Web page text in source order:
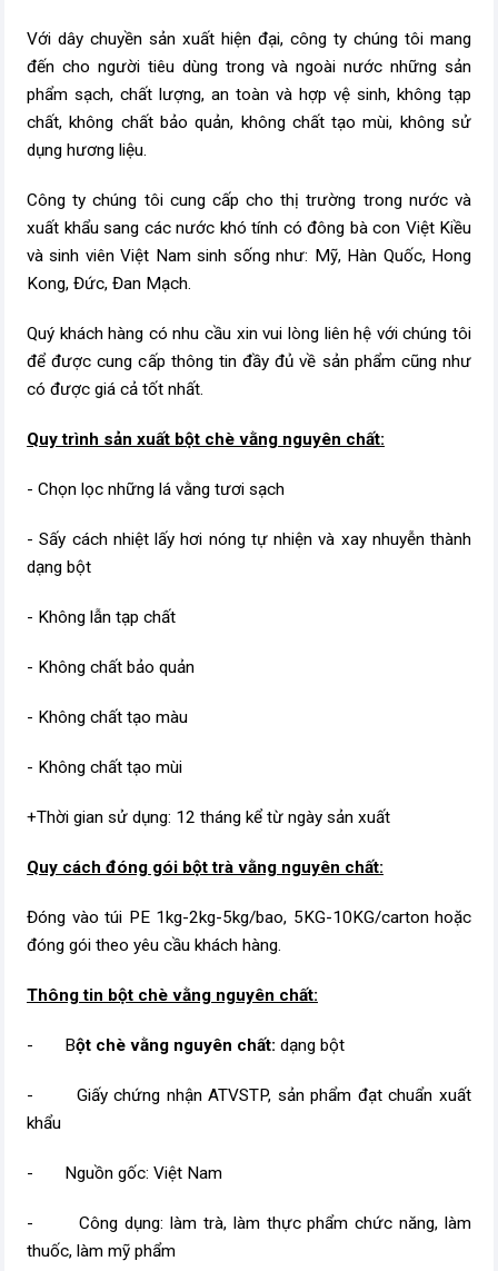
Với dây chuyền sản xuất hiện đại, công ty chúng tôi mang
đến cho người tiêu dùng trong và ngoài nước những sản
phẩm sạch, chất lượng, an toàn và hợp vệ sinh, không tạp
chất, không chất bảo quản, không chất tạo mùi, không sử
dụng hương liệu.
Công ty chúng tôi cung cấp cho thị trường trong nước và
xuất khẩu sang các nước khó tính có đông bà con Việt Kiều
và sinh viên Việt Nam sinh sống như: Mỹ, Hàn Quốc, Hong
Kong, Đức, Đan Mạch.
Quý khách hàng có nhu cầu xin vui lòng liên hệ với chúng tôi
để được cung cấp thông tin đầy đủ về sản phẩm cũng như
có được giá cả tốt nhất.
Quy trình sản xuất bột chè vằng nguyên chất​:
- Chọn lọc những lá vằng tươi sạch
- Sấy cách nhiệt lấy hơi nóng tự nhiện và xay nhuyễn thành
dạng bột
- Không lẫn tạp chất
- Không chất bảo quản
- Không chất tạo màu
- Không chất tạo mùi
+Thời gian sử dụng: 12 tháng kể từ ngày sản xuất
Quy cách đóng gói bột trà vằng nguyên chất​:
Đóng vào túi PE 1kg-2kg-5kg/bao, 5KG-10KG/carton hoặc
đóng gói theo yêu cầu khách hàng.
Thông tin bột chè vằng nguyên chất​:
- Bột chè vằng nguyên chất​: dạng bột
- Giấy chứng nhận ATVSTP, sản phẩm đạt chuẩn xuất
khẩu
- Nguồn gốc: Việt Nam
- Công dụng: làm trà, làm thực phẩm chức năng, làm
thuốc, làm mỹ phẩm